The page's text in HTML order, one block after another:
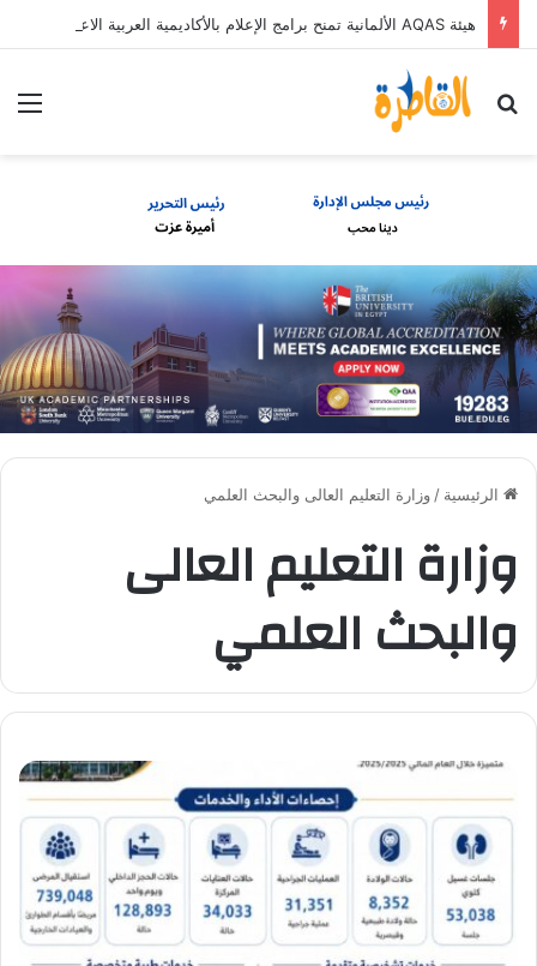
بحث عن
الرئيسية / وزارة التعليم العالى والبحث العلمي
وزارة التعليم العالى
والبحث العلمي